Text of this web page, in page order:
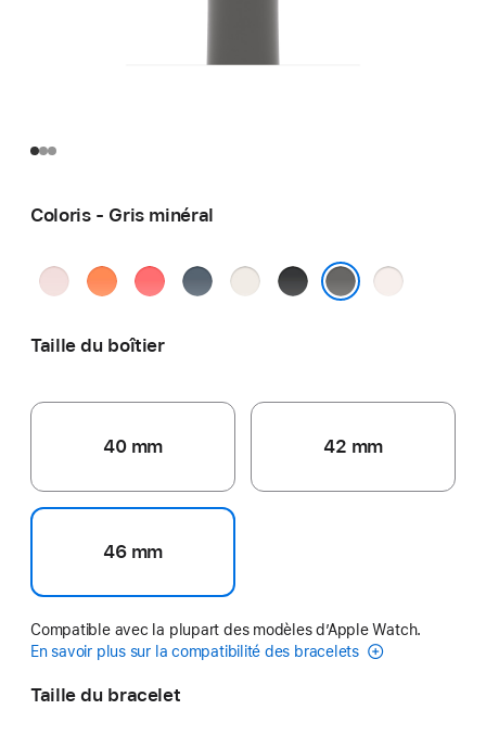
Coloris - Gris minéral
Rose
Clémentine
Rose
Bleu
Lumière stellaire
Noir
Rose
Taille du boîtier
40 mm 42 mm
46 mm
Compatible avec la plupart des modèles d’Apple Watch.
En savoir plus sur la compatibilité des bracelets
Taille du bracelet